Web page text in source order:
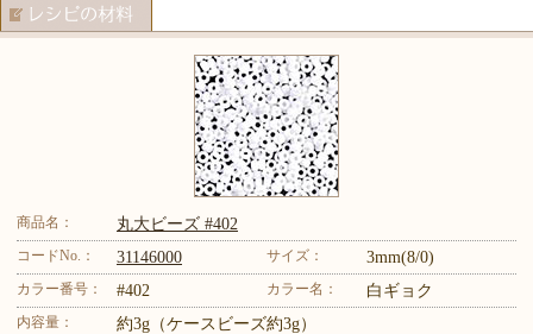
商品名： 丸大ビーズ #402
コードNo.： 31146000 サイズ： 3mm(8/0)
カラー番号： #402 カラー名： 白ギョク
内容量： 約3g（ケースビーズ約3g）